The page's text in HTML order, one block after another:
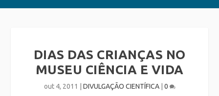
DIAS DAS CRIANÇAS NO
MUSEU CIÊNCIA E VIDA
out 4, 2011 DIVULGAÇÃO CIENTÍFICA| 0